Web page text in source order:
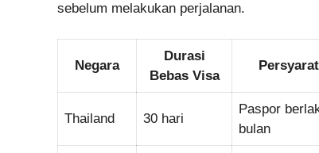
sebelum melakukan perjalanan.
Negara
Durasi
Bebas Visa
Thailand 30 hari
Paspor
bulan